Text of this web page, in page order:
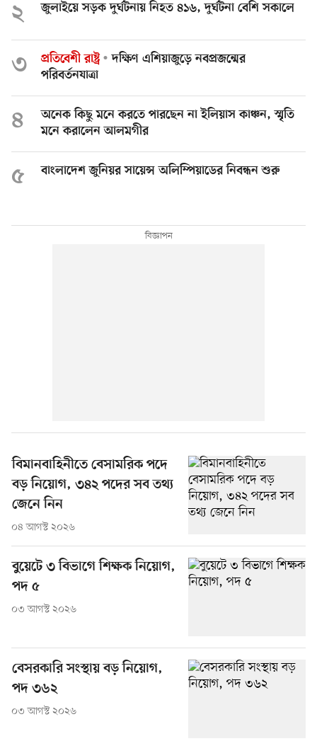
২ জুলাইয়ে সড়ক দুর্ঘটনায় নিহত ৪১৬, দুর্ঘটনা বেশি সকালে
৩ প্রতিবেশী রাষ্ট্র
দক্ষিণ এশিয়াজুড়ে নবপ্রজন্মের
পরিবর্তনযাত্রা
৪
অনেক কিছু মনে করতে পারছেন না ইলিয়াস কাঞ্চন, স্মৃতি
মনে করালেন আলমগীর
৫ বাংলাদেশ জুনিয়র সায়েন্স অলিম্পিয়াডের নিবন্ধন শুরু
বিমানবাহিনীতে বেসামরিক পদে
বড় নিয়োগ, ৩৪২ পদের সব তথ্য
জেনে নিন
০৪ আগস্ট ২০২৬
বুয়েটে ৩ বিভাগে শিক্ষক নিয়োগ,
পদ ৫
০৩ আগস্ট ২০২৬
বেসরকারি সংস্থায় বড় নিয়োগ,
পদ ৩৬২
০৩ আগস্ট ২০২৬